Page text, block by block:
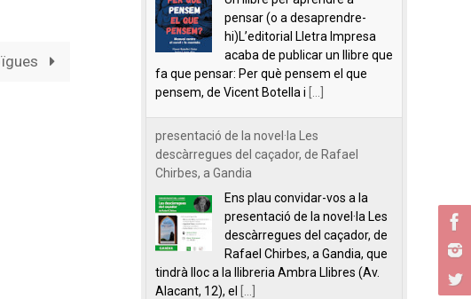
pensar (o a desaprendre-
hi)L’editorial Lletra Impresa
acaba de publicar un llibre que
fa que pensar: Per què pensem el que
pensem, de Vicent Botella i
presentació de la novel·la Les
descàrregues del caçador, de Rafael
Chirbes, a Gandia
Ens plau convidar-vos a la
presentació de la novel·la Les
descàrregues del caçador, de
Rafael Chirbes, a Gandia, que
tindrà lloc a la llibreria Ambra Llibres (Av.
Alacant, 12), el